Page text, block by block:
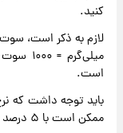
کنید.
است.
باید توجه داشت که
ممکن است با ۵ درصد تفاوت باشد.